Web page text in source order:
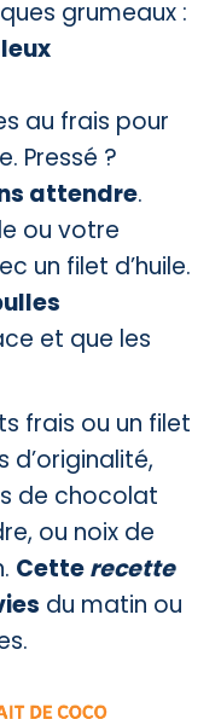
grumeaux :
au frais pour
Pressé ?
attendre.
ou votre
un filet d’huile.
et que les
frais ou un filet
d’originalité,
de chocolat
ou noix de
Cetterecette
du matin ou